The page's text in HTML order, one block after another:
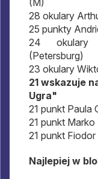
28 okulary
25 punkty
24 okulary
(Petersburg)
23 okulary
21 wskazuje
Ugra"
21 punkt Paula
21 punkt
21 punkt
Najlepiej w